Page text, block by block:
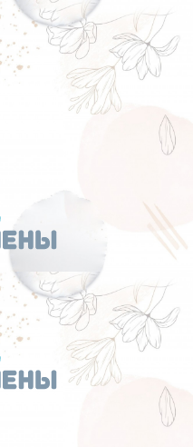
Перейти
к
содержанию